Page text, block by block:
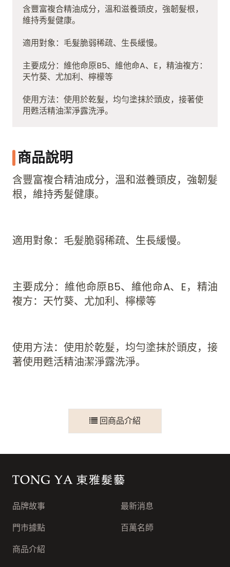
含豐富複合精油成分，溫和滋養頭皮，強韌髮根，
維持秀髮健康。
適用對象：毛髮脆弱稀疏、生長緩慢。
主要成分：維他命原B5、維他命A、E，精油複方：
天竹葵、尤加利、檸檬等
使用方法：使用於乾髮，均勻塗抹於頭皮，接著使
用甦活精油潔淨露洗淨。
商品說明
含豐富複合精油成分，溫和滋養頭皮，強韌髮
根，維持秀髮健康。
適用對象：毛髮脆弱稀疏、生長緩慢。
主要成分：維他命原B5、維他命A、E，精油
複方：天竹葵、尤加利、檸檬等
使用方法：使用於乾髮，均勻塗抹於頭皮，接
著使用甦活精油潔淨露洗淨。
回商品介紹
品牌故事
最新消息
門市據點
百萬名師
商品介紹